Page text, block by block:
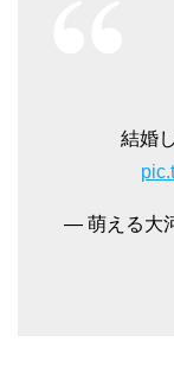
結婚
— 萌える大